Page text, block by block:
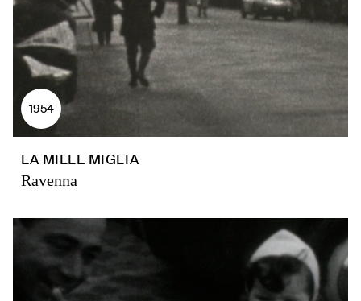
1954
LA MILLE MIGLIA
Ravenna